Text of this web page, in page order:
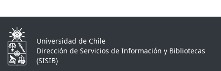
Universidad de Chile
Dirección de Servicios de Información y Bibliotecas
(SISIB)